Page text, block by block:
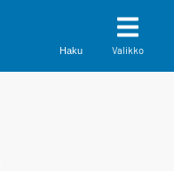
Haku Valikko